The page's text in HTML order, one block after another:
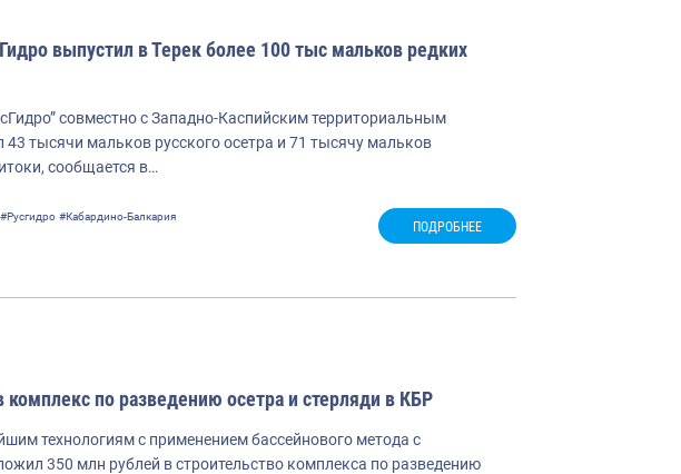
выпустил в Терек более 100 тыс мальков редких
совместно с Западно-Каспийским территориальным
тысячи мальков русского осетра и 71 тысячу мальков
сообщается в…
#Русгидро #Кабардино-Балкария
ПОДРОБНЕЕ
по разведению осетра и стерляди в КБР
технологиям с применением бассейнового метода с
350 млн рублей в строительство комплекса по разведению